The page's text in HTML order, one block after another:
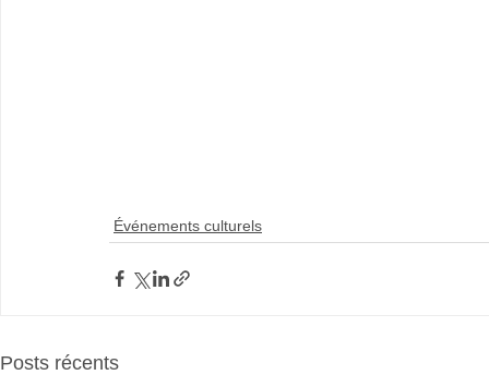
Événements culturels
Posts récents